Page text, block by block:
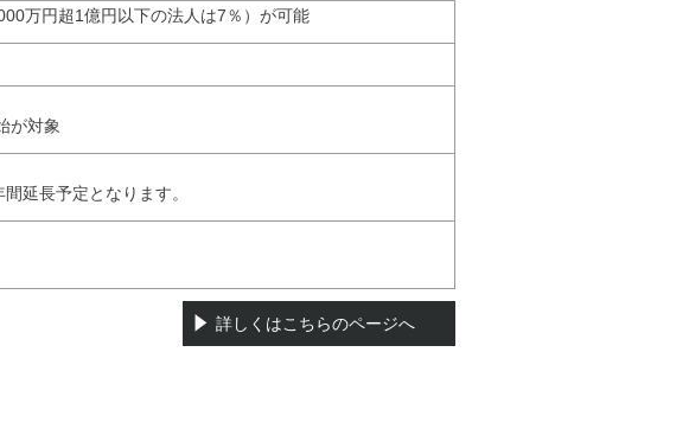
万円超1億円以下の法人は7％）が可能
が対象
延長予定となります。
詳しくはこちらのページへ